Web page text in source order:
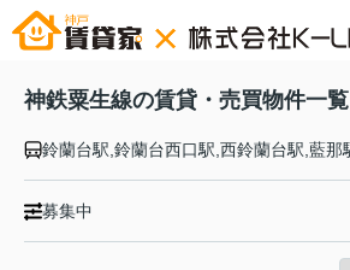
神鉄粟生線の賃貸・売買物件一覧
募集中